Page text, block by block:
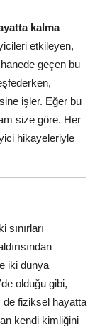
kalma
etkileyen,
geçen bu
işler. Eğer bu
size göre. Her
hikayeleriyle
sınırları
iki dünya
’de olduğu gibi,
de fiziksel hayatta
kendi kimliğini